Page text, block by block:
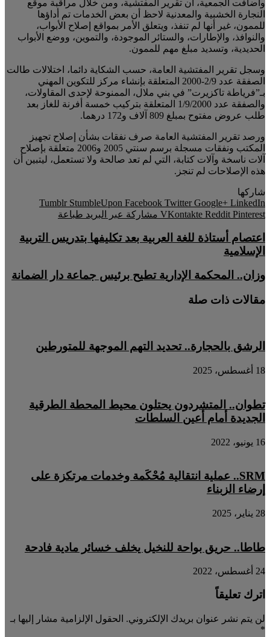
وأضافت الجمعية، أن تقرير المفتشية، ومن خلال مراقبة موقع
النجارة الخشبية والمعدنية لاحظ أن بعض الخدمات تم أداؤها
للممون، غير أنها لم تنفذ، ويتعلق الأمر بمواقع إصلاح الأبواب،
والنوافذ، والإطارات، والستائر الموجودة، والتموين، ووضع الأبواب
الحديدية، وتسديد مبلغ مهم للممون.
وسجل تقرير المفتشية العامة، حسب الشكاية دائما، اختلالات طالت
الصفقة عدد 2/9-2000 المتعلقة بإنشاء مركز للتكوين المهني
بـ”فرياطة تاكزيرت” في بني ملال، الممنوحة لإحدى المقاولات،
والصفقة عدد 1/9/2000 المتعلقة بتركيب خمسة أفرنة للغاز بعد
طلب عروض مفتوح بمبلغ 809 آلاف و172 درهما.
ورصد تقرير المفتشية العامة صرف نفقات بشأن إصلاح تجهيز
المكتب ونفقات مسجلة برسم سنتي 2005 و2006 متعلقة بإصلاح
آلات ناسخة وآلات كتابة، التي لم تعد صالحة ولا تستعمل، ليتبين أن
هذه الإصلاحات لم تنجز.
شاركها
Facebook Twitter Google+ LinkedIn
Pinterest
مشاركة عبر البريد طباعة
اعتصام أستاذة للغة العربية بعد تكليفها بتدريس التربية
الإسلامية
وزان.. المحكمة الإدارية تطيح برئيس جماعة دار الضمانة
مقالات ذات صلة
الرشق بالحجارة.. تحديد التهم الموجهة للمتورطين
18 أغسطس، 2025
تطوان.. المتشردون يحتلون محيط المحطة الطرقية
الجديدة أمام أعين السلطات
16 يونيو، 2022
SRM.. عملية انتقالية مُحْكَمة وخدمات مرتكزة على
إرضاء الزبناء
28 يناير، 2025
طاطا.. حريق بواحة للنخيل يخلف خسائر مادية فادحة
24 أغسطس، 2022
اترك تعليقاً
لن يتم نشر عنوان بريدك الإلكتروني. الحقول الإلزامية مشار إليها بـ
*